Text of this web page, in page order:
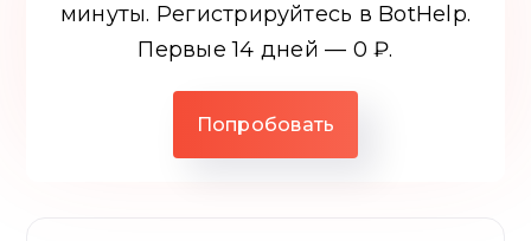
минуты. Регистрируйтесь в BotHelp.
Первые 14 дней — 0 ₽.
Попробовать